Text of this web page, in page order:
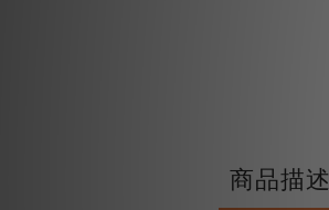
商品描述